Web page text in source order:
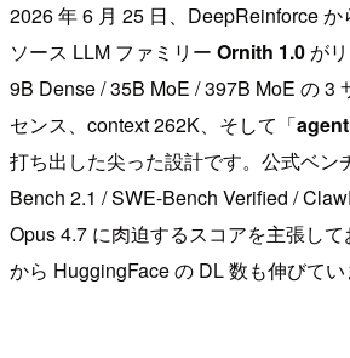
2026 年 6 月 25 日、DeepReinforce
ソース LLM ファミリー Ornith 1.0 が
9B Dense / 35B MoE / 397B MoE の 3
センス、context 262K、そして「
打ち出した尖った設計です。公式ベン
Bench 2.1 / SWE-Bench Verified /
Opus 4.7 に肉迫するスコアを主張し
から HuggingFace の DL 数も伸びてい